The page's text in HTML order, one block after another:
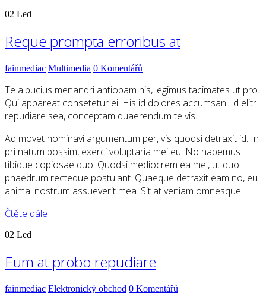
02 Led
Reque prompta erroribus at
fainmediac Multimedia 0 Komentářů
Te albucius menandri antiopam his, legimus tacimates ut pro.
Qui appareat consetetur ei. His id dolores accumsan. Id elitr
repudiare sea, conceptam quaerendum te vis.
Ad movet nominavi argumentum per, vis quodsi detraxit id. In
pri natum possim, exerci voluptaria mei eu. No habemus
tibique copiosae quo. Quodsi mediocrem ea mel, ut quo
phaedrum recteque postulant. Quaeque detraxit eam no, eu
animal nostrum assueverit mea. Sit at veniam omnesque.
Čtěte dále
02 Led
Eum at probo repudiare
fainmediac Elektronický obchod 0 Komentářů